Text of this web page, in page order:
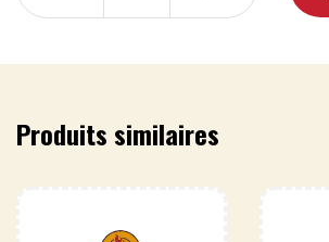
Produits similaires